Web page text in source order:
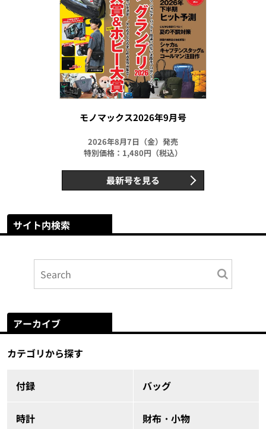
モノマックス2026年9月号
2026年8月7日（金）発売
特別価格：1,480円（税込）
最新号を見る
サイト内検索
アーカイブ
カテゴリから探す
付録 バッグ
時計 財布・小物